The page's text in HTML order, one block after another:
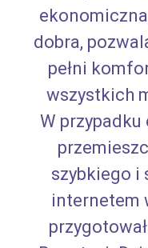
dobra,
pełni
wszystkich
W
szybkiego i
internetem